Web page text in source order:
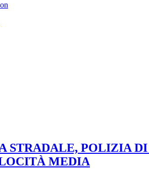
STRADALE, POLIZIA
MEDIA